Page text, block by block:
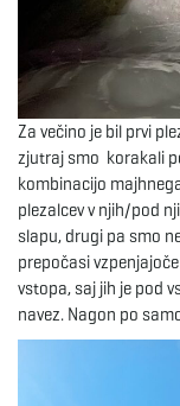
Za večino je bil prvi
zjutraj smo korakali
kombinacijo
plezalcev v njih/pod
slapu, drugi pa smo
prepočasi
vstopa, saj jih je pod
navez. Nagon po